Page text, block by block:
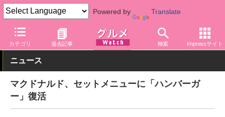
Powered by Translate
カテゴリ 過去記事 検索 Impressサイト
グルメ Watch 店舗 ファストフード マクドナルド
ニュース
マクドナルド、セットメニューに「ハンバーガ
ー」復活